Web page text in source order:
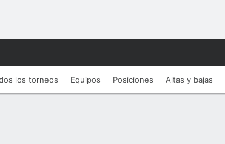
los torneos Equipos Posiciones Altas y bajas